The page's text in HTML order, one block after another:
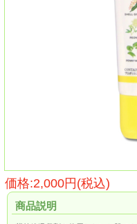
価格:2,000円(税込)
商品説明